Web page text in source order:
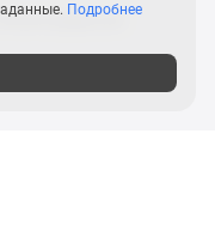
Подробнее